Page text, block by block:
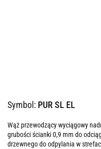
Symbol: PUR SL EL
Wąż przewodzący wyciągowy
grubości ścianki 0,9 mm do
drzewnego do odpylania w